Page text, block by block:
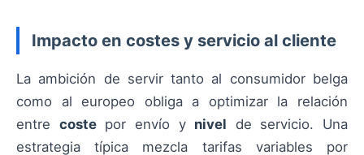
Impacto en costes y servicio al cliente
La ambición de servir tanto al consumidor belga
como al europeo obliga a optimizar la relación
entre costepor envío y nivel de servicio. Una
estrategia típica mezcla tarifas variables por